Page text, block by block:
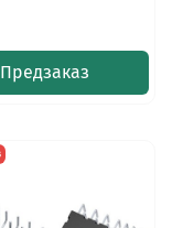
Предзаказ